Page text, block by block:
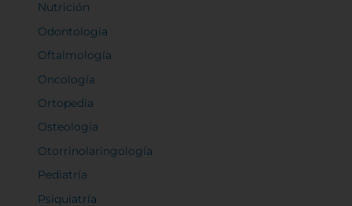
Nutrición
Odontología
Oftalmología
Oncología
Ortopedia
Osteología
Otorrinolaringología
Pediatría
Psiquiatría